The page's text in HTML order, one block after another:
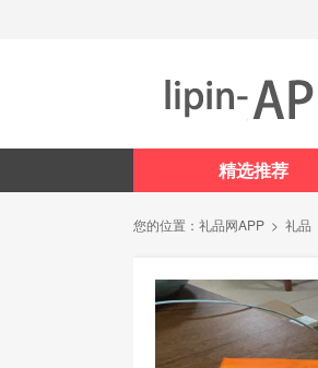
精选推荐
您的位置： 礼品网APP > 礼品